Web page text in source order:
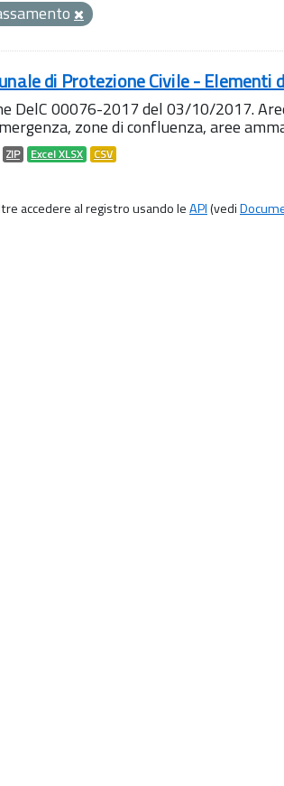
di Protezione Civile - Elementi
DelC 00076-2017 del 03/10/2017.
zone di confluenza, aree
ZIP Excel XLSX CSV
accedere al registro usando leAPI(vedi